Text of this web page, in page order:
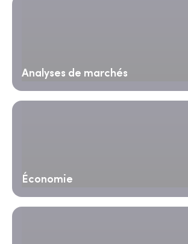
Analyses de marchés
Économie